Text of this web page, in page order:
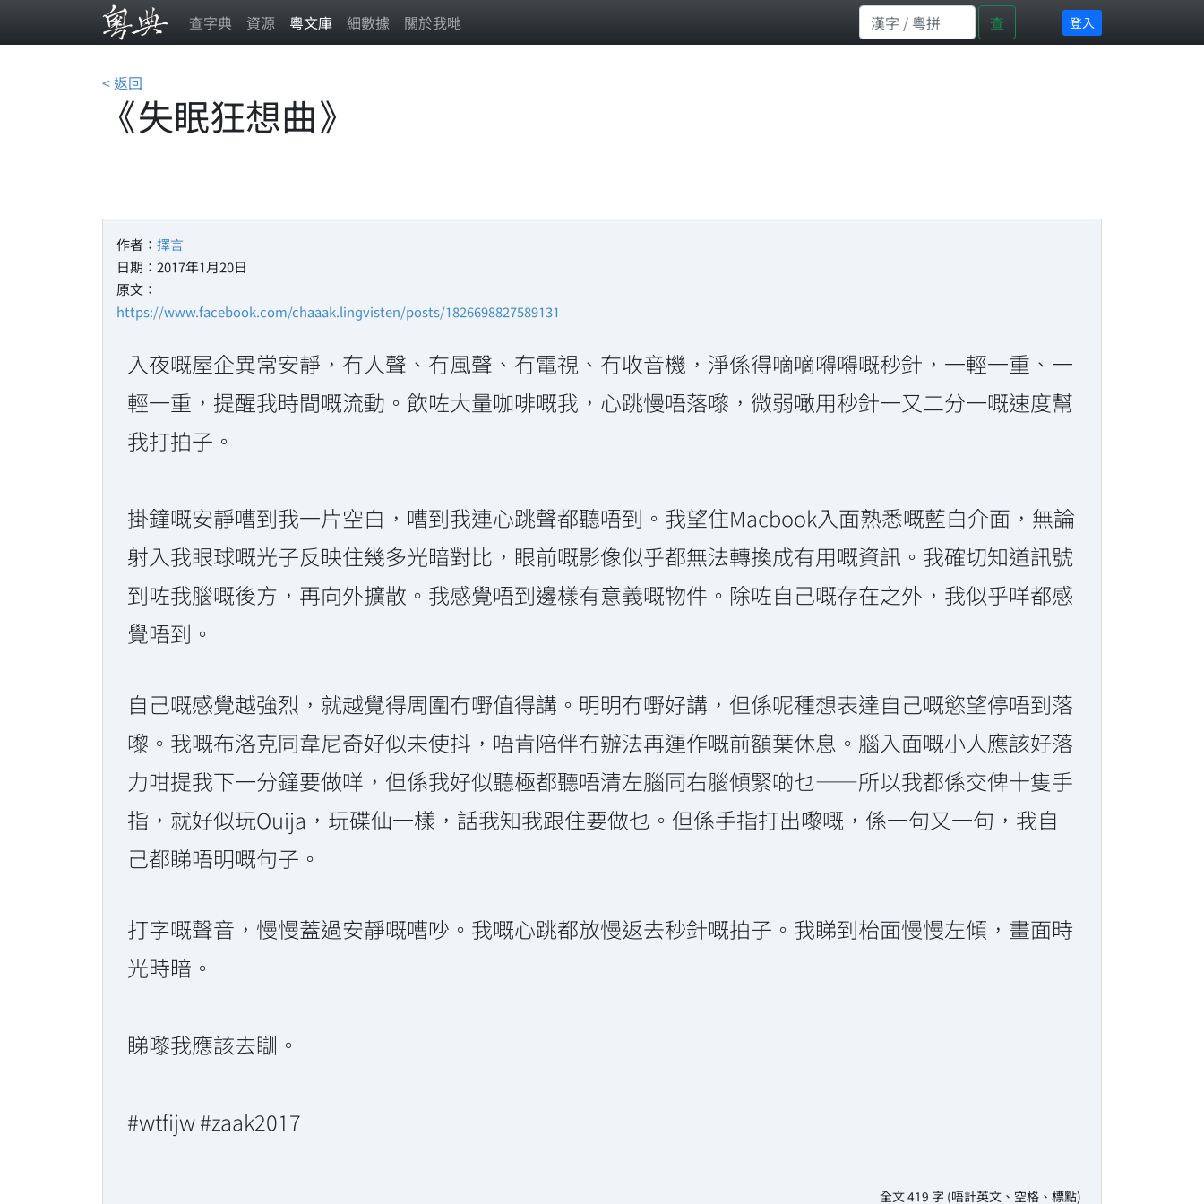
查字典 資源 粵文庫 細數據 關於我哋 查 登入
< 返回
《失眠狂想曲》
作者： 擇言
日期：2017年1月20日
原文：
https://www.facebook.com/chaaak.lingvisten/posts/1826698827589131
入夜嘅屋企異常安靜，冇人聲、冇風聲、冇電視、冇收音機，淨係得嘀嘀嘚嘚嘅秒針，一輕一重、一
輕一重，提醒我時間嘅流動。飲咗大量咖啡嘅我，心跳慢唔落嚟，微弱噉用秒針一又二分一嘅速度幫
我打拍子。
掛鐘嘅安靜嘈到我一片空白，嘈到我連心跳聲都聽唔到。我望住Macbook入面熟悉嘅藍白介面，無論
射入我眼球嘅光子反映住幾多光暗對比，眼前嘅影像似乎都無法轉換成有用嘅資訊。我確切知道訊號
到咗我腦嘅後方，再向外擴散。我感覺唔到邊樣有意義嘅物件。除咗自己嘅存在之外，我似乎咩都感
覺唔到。
自己嘅感覺越強烈，就越覺得周圍冇嘢值得講。明明冇嘢好講，但係呢種想表達自己嘅慾望停唔到落
嚟。我嘅布洛克同韋尼奇好似未使抖，唔肯陪伴冇辦法再運作嘅前額葉休息。腦入面嘅小人應該好落
力咁提我下一分鐘要做咩，但係我好似聽極都聽唔清左腦同右腦傾緊啲乜——所以我都係交俾十隻手
指，就好似玩Ouija，玩碟仙一樣，話我知我跟住要做乜。但係手指打出嚟嘅，係一句又一句，我自
己都睇唔明嘅句子。
打字嘅聲音，慢慢蓋過安靜嘅嘈吵。我嘅心跳都放慢返去秒針嘅拍子。我睇到枱面慢慢左傾，畫面時
光時暗。
睇嚟我應該去瞓。
#wtfijw #zaak2017
全文 419 字 (唔計英文、空格、標點)